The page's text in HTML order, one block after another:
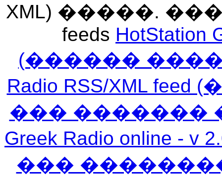
XML) �����.
feeds HotStation
(������
Radio RSS/XML
��� �������
Greek Radio
���